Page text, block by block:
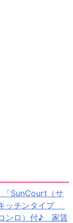
SunCourt（サ
ッチンタイプ
ンロ）付♪ 家賃